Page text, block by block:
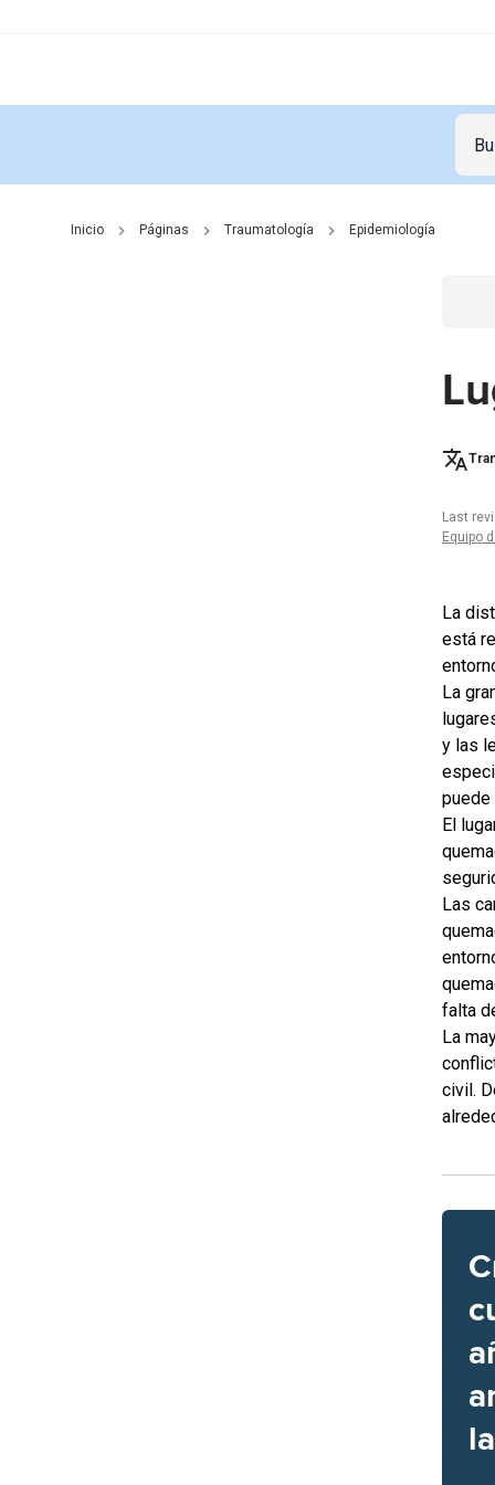
Inicio Páginas Traumatología Epidemiología
Last
Equipo
La
está
La
y las
puede
El
Las
falta
La
civil.